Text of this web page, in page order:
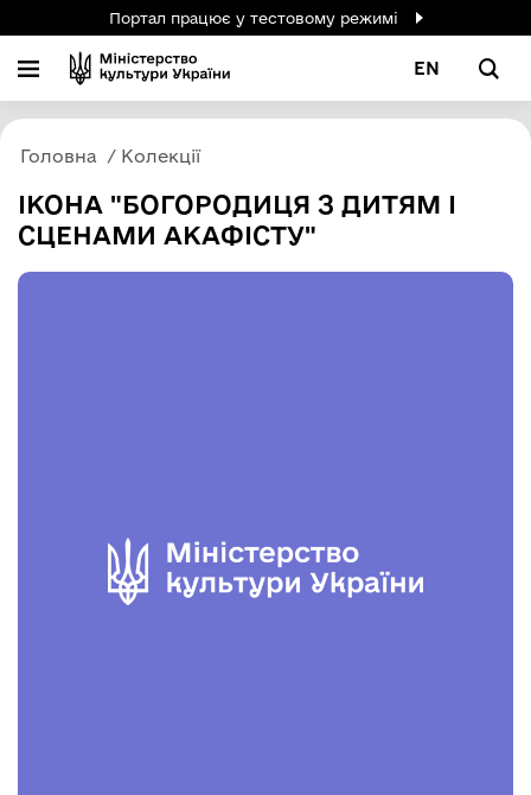
Портал працює у тестовому режимі
EN
Головна Колекції
ІКОНА "БОГОРОДИЦЯ З ДИТЯМ І
СЦЕНАМИ АКАФІСТУ"